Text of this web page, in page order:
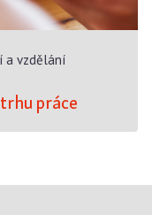
🌟
a vzdělání
práce